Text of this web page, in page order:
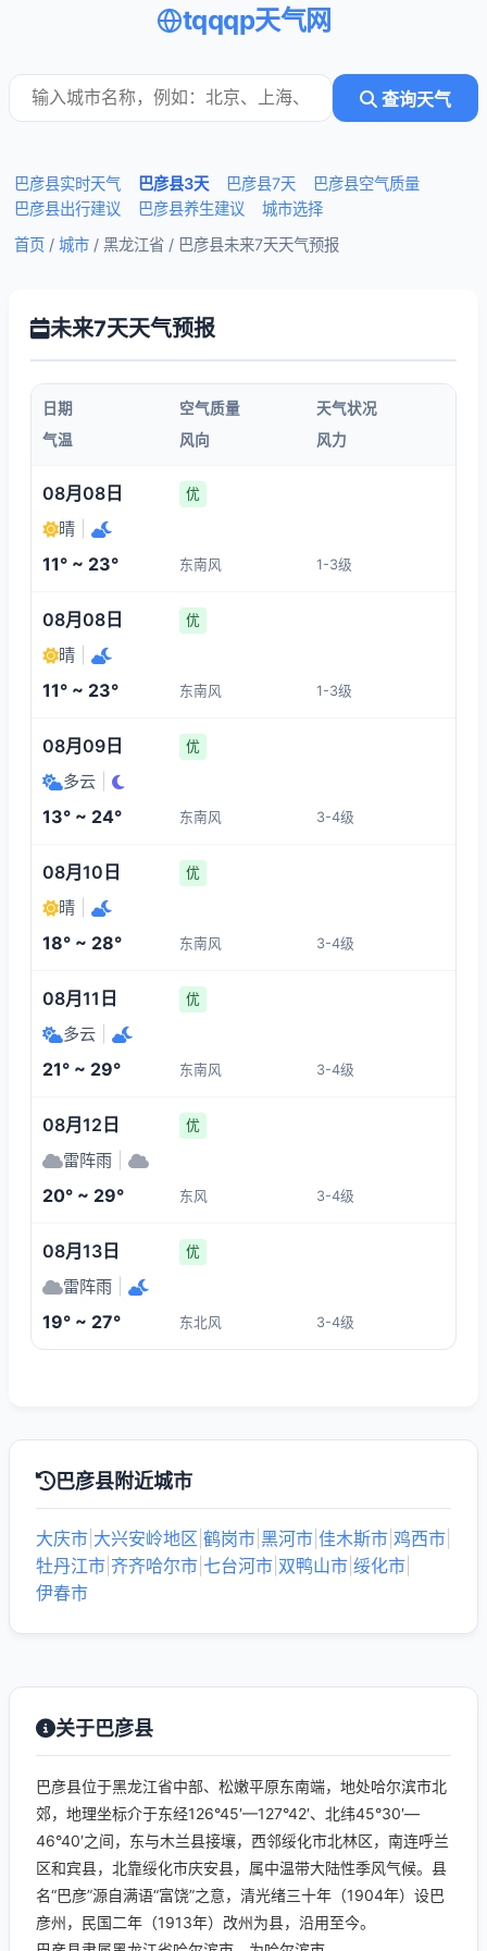
tqqqp天气网
查询天气
巴彦县实时天气 巴彦县3天 巴彦县7天
巴彦县空气质量
巴彦县出行建议
巴彦县养生建议
城市选择
首页 / 城市 / 黑龙江省 / 巴彦县未来7天天气预报
未来7天天气预报
日期 空气质量
天气状况
气温
风向 风力
08月08日 优
晴
11° ~ 23° 东南风 1-3级
08月08日 优
晴
11° ~ 23° 东南风 1-3级
08月09日 优
多云
13° ~ 24° 东南风 3-4级
08月10日 优
晴
18° ~ 28° 东南风 3-4级
08月11日 优
多云
21° ~ 29° 东南风 3-4级
08月12日 优
雷阵雨
20° ~ 29° 东风 3-4级
08月13日 优
雷阵雨
19° ~ 27° 东北风 3-4级
巴彦县附近城市
大庆市 大兴安岭地区 鹤岗市 黑河市 佳木斯市 鸡西市
牡丹江市 齐齐哈尔市 七台河市 双鸭山市 绥化市
伊春市
关于巴彦县
巴彦县位于黑龙江省中部、松嫩平原东南端，地处哈尔滨市北
郊，地理坐标介于东经126°45′—127°42′、北纬45°30′—
46°40′之间，东与木兰县接壤，西邻绥化市北林区，南连呼兰
区和宾县，北靠绥化市庆安县，属中温带大陆性季风气候。县
名“巴彦”源自满语“富饶”之意，清光绪三十年（1904年）设巴
彦州，民国二年（1913年）改州为县，沿用至今。